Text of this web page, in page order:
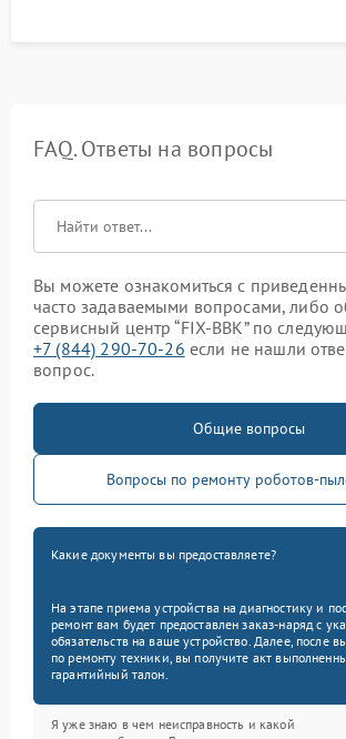
FAQ. Ответы на вопросы
Вы можете ознакомиться с
часто задаваемыми вопросами, либо
сервисный центр “FIX-BBK” по
+7 (844) 290-70-26 если не нашли
вопрос.
Общие вопросы
Вопросы по ремонту роботов-
Какие документы вы предоставляете?
На этапе приема устройства на диагностику и
ремонт вам будет предоставлен заказ-наряд с
обязательств на ваше устройство. Далее, после
по ремонту техники, вы получите акт
гарантийный талон.
Я уже знаю в чем неисправность и какой